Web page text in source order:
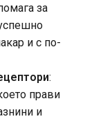
за
и с по-
:
прави
и